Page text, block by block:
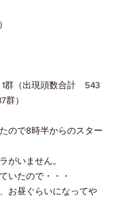
群（出現頭数合計　543
群）
ので8時半からのスター
がいません。
いたので・・・
お昼ぐらいになってや